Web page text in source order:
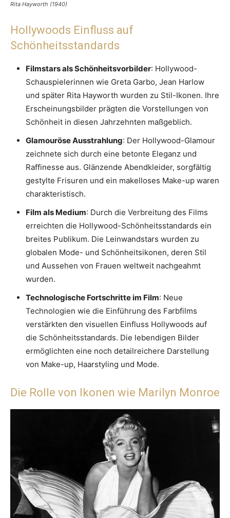
Rita Hayworth (1940)
Hollywoods Einfluss auf
Schönheitsstandards
Filmstars als Schönheitsvorbilder: Hollywood-
Schauspielerinnen wie Greta Garbo, Jean Harlow
und später Rita Hayworth wurden zu Stil-Ikonen. Ihre
Erscheinungsbilder prägten die Vorstellungen von
Schönheit in diesen Jahrzehnten maßgeblich.
Glamouröse Ausstrahlung: Der Hollywood-Glamour
zeichnete sich durch eine betonte Eleganz und
Raffinesse aus. Glänzende Abendkleider, sorgfältig
gestylte Frisuren und ein makelloses Make-up waren
charakteristisch.
Film als Medium: Durch die Verbreitung des Films
erreichten die Hollywood-Schönheitsstandards ein
breites Publikum. Die Leinwandstars wurden zu
globalen Mode- und Schönheitsikonen, deren Stil
und Aussehen von Frauen weltweit nachgeahmt
wurden.
Technologische Fortschritte im Film: Neue
Technologien wie die Einführung des Farbfilms
verstärkten den visuellen Einfluss Hollywoods auf
die Schönheitsstandards. Die lebendigen Bilder
ermöglichten eine noch detailreichere Darstellung
von Make-up, Haarstyling und Mode.
Die Rolle von Ikonen wie Marilyn Monroe